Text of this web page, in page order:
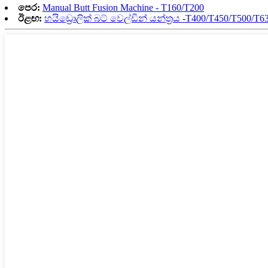
පෙර: Manual Butt Fusion Machine - T160/T200
ඊළඟ: හයිඩ්‍රොලික් බට් වෙල්ඩින් යන්ත්‍රය -T400/T450/T500/